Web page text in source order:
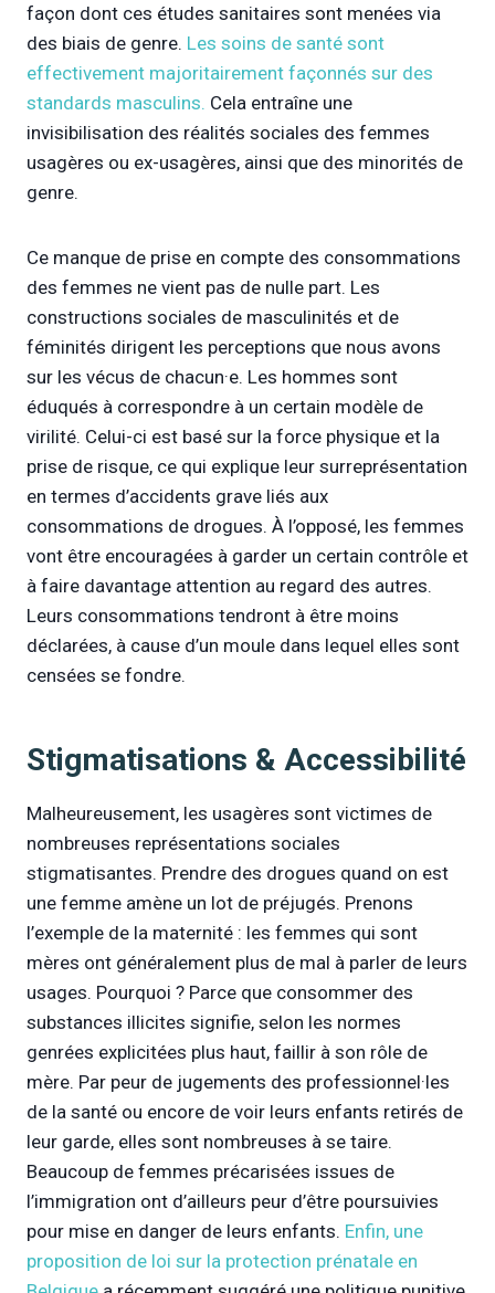
façon dont ces études sanitaires sont menées via
des biais de genre. Les soins de santé sont
effectivement majoritairement façonnés sur des
standards masculins. Cela entraîne une
invisibilisation des réalités sociales des femmes
usagères ou ex-usagères, ainsi que des minorités de
genre.
Ce manque de prise en compte des consommations
des femmes ne vient pas de nulle part. Les
constructions sociales de masculinités et de
féminités dirigent les perceptions que nous avons
sur les vécus de chacun·e. Les hommes sont
éduqués à correspondre à un certain modèle de
virilité. Celui-ci est basé sur la force physique et la
prise de risque, ce qui explique leur surreprésentation
en termes d’accidents grave liés aux
consommations de drogues. À l’opposé, les femmes
vont être encouragées à garder un certain contrôle et
à faire davantage attention au regard des autres.
Leurs consommations tendront à être moins
déclarées, à cause d’un moule dans lequel elles sont
censées se fondre.
Stigmatisations & Accessibilité
Malheureusement, les usagères sont victimes de
nombreuses représentations sociales
stigmatisantes. Prendre des drogues quand on est
une femme amène un lot de préjugés. Prenons
l’exemple de la maternité : les femmes qui sont
mères ont généralement plus de mal à parler de leurs
usages. Pourquoi ? Parce que consommer des
substances illicites signifie, selon les normes
genrées explicitées plus haut, faillir à son rôle de
mère. Par peur de jugements des professionnel·les
de la santé ou encore de voir leurs enfants retirés de
leur garde, elles sont nombreuses à se taire.
Beaucoup de femmes précarisées issues de
l’immigration ont d’ailleurs peur d’être poursuivies
pour mise en danger de leurs enfants. Enfin, une
proposition de loi sur la protection prénatale en